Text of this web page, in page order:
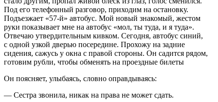
Под его телефонный разговор, приходим на остановку.
Подъезжает «57-й» автобус. Мой новый знакомый, жестом
руки показывает мне на автобус «мол, ты туда, и я туда».
Отвечаю утвердительным кивком. Сегодня, автобус синий,
с одной узкой дверью посередине. Прохожу на задние
сидения, сажусь у окна с правой стороны. Он садится рядом,
готовим рубли, чтобы обменять на проездные билеты
Он поясняет, улыбаясь, словно оправдываясь:
— Сестра звонила, никак на права не может сдать.